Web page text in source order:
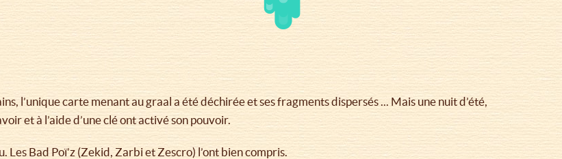
l’unique carte menant au graal a été déchirée et ses fragments dispersés ... Mais une nuit d’été,
et à l’aide d’une clé ont activé son pouvoir.
Bad Poï’z (Zekid, Zarbi et Zescro) l’ont bien compris.